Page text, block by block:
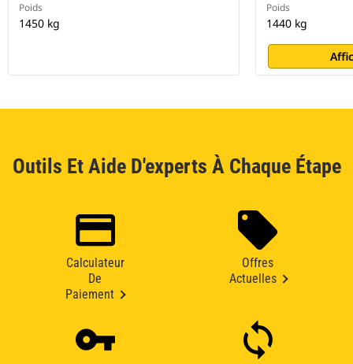
Poids
1450 kg
Poids
1440 kg
Outils Et Aide D'experts À Chaque Étape
Calculateur
De
Paiement
Offres
Actuelles